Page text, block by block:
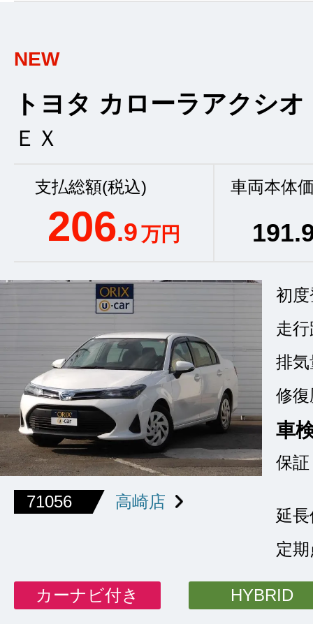
NEW
トヨタ カローラアクシ
ＥＸ
支払総額(税込)
206.9万円
車両本体
191
71056 高崎店
初
走
排気
修復
車
保証
延
定
カーナビ付き HYBRID